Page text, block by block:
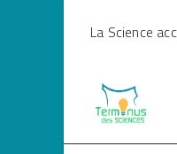
La Science